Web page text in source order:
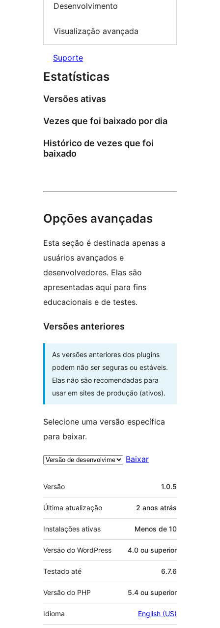
Desenvolvimento
Visualização avançada
Suporte
Estatísticas
Versões ativas
Vezes que foi baixado por dia
Histórico de vezes que foi
baixado
Opções avançadas
Esta seção é destinada apenas a
usuários avançados e
desenvolvedores. Elas são
apresentadas aqui para fins
educacionais e de testes.
Versões anteriores
As versões anteriores dos plugins
podem não ser seguras ou estáveis.
Elas não são recomendadas para
usar em sites de produção (ativos).
Selecione uma versão específica
para baixar.
Baixar
Meta
Versão 1.0.5
Última atualização 2 anos atrás
Instalações ativas Menos de 10
Versão do WordPress 4.0 ou superior
Testado até 6.7.6
Versão do PHP 5.4 ou superior
Idioma English (US)